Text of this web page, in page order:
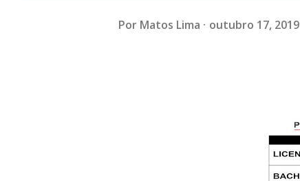
Por Matos Lima outubro 17, 2019